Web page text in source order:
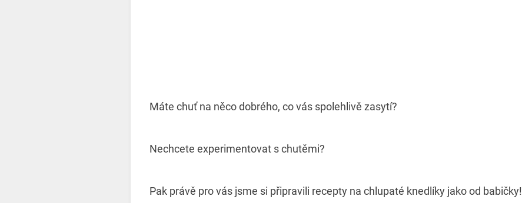
Máte chuť na něco dobrého, co vás spolehlivě zasytí?
Nechcete experimentovat s chutěmi?
Pak právě pro vás jsme si připravili recepty na chlupaté knedlíky jako od babičky!